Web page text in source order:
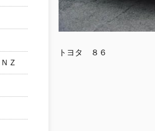
Ｚ
トヨタ ８６